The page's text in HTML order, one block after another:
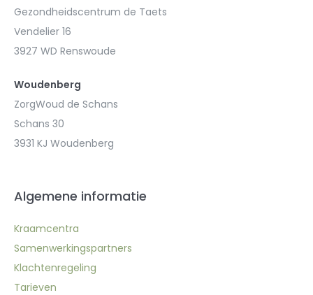
Gezondheidscentrum de Taets
Vendelier 16
3927 WD Renswoude
Woudenberg
ZorgWoud de Schans
Schans 30
3931 KJ Woudenberg
Algemene informatie
Kraamcentra
Samenwerkingspartners
Klachtenregeling
Tarieven